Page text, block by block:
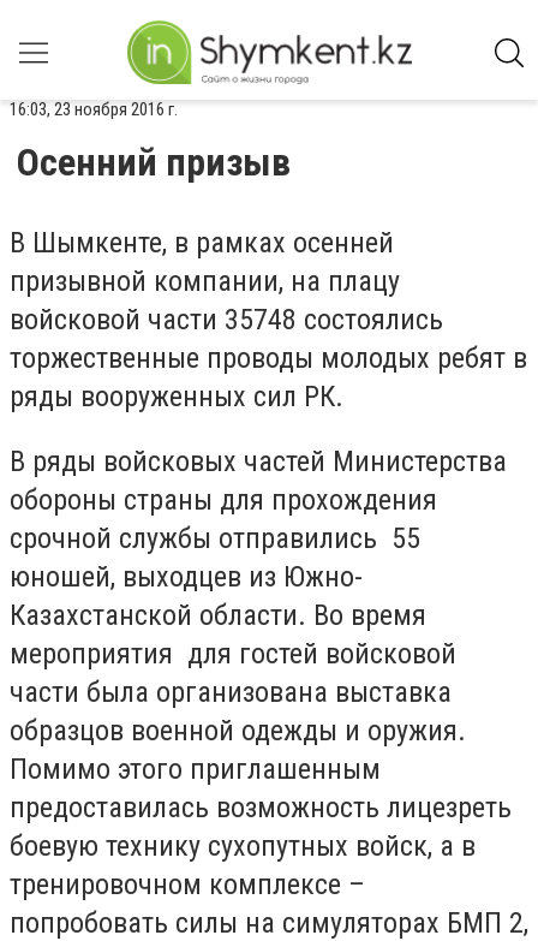
16:03, 23 ноября 2016 г.
Осенний призыв
В Шымкенте, в рамках осенней
призывной компании, на плацу
войсковой части 35748 состоялись
торжественные проводы молодых ребят в
ряды вооруженных сил РК.
В ряды войсковых частей Министерства
обороны страны для прохождения
срочной службы отправились 55
юношей, выходцев из Южно-
Казахстанской области. Во время
мероприятия для гостей войсковой
части была организована выставка
образцов военной одежды и оружия.
Помимо этого приглашенным
предоставилась возможность лицезреть
боевую технику сухопутных войск, а в
тренировочном комплексе –
попробовать силы на симуляторах БМП 2,